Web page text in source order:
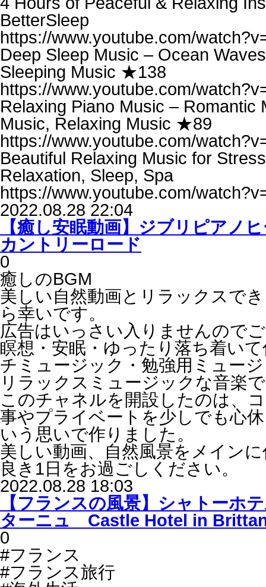
BetterSleep
https://www.youtube.com/
Deep Sleep Music – Ocean
Sleeping Music ★138
https://www.youtube.com/
Relaxing Piano Music – Romantic
Music, Relaxing Music ★89
https://www.youtube.com/
Beautiful Relaxing Music for
Relaxation, Sleep, Spa
https://www.youtube.com/
2022.08.28 22:04
【癒し安眠動画】ジブリピア
カントリーロード
0
癒しのBGM
美しい自然動画とリラックスで
ら幸いです。
広告はいっさい入りませんので
瞑想・安眠・ゆったり落ち着い
チミュージック・勉強用ミュー
リラックスミュージックな音楽
このチャネルを開設したのは、
事やプライベートを少しでも心
いう思いで作りました。
美しい動画、自然風景をメイン
良き1日をお過ごしください。
2022.08.28 18:03
【フランスの風景】シャトーホ
ターニュ Castle Hotel in
0
#フランス
#フランス旅行